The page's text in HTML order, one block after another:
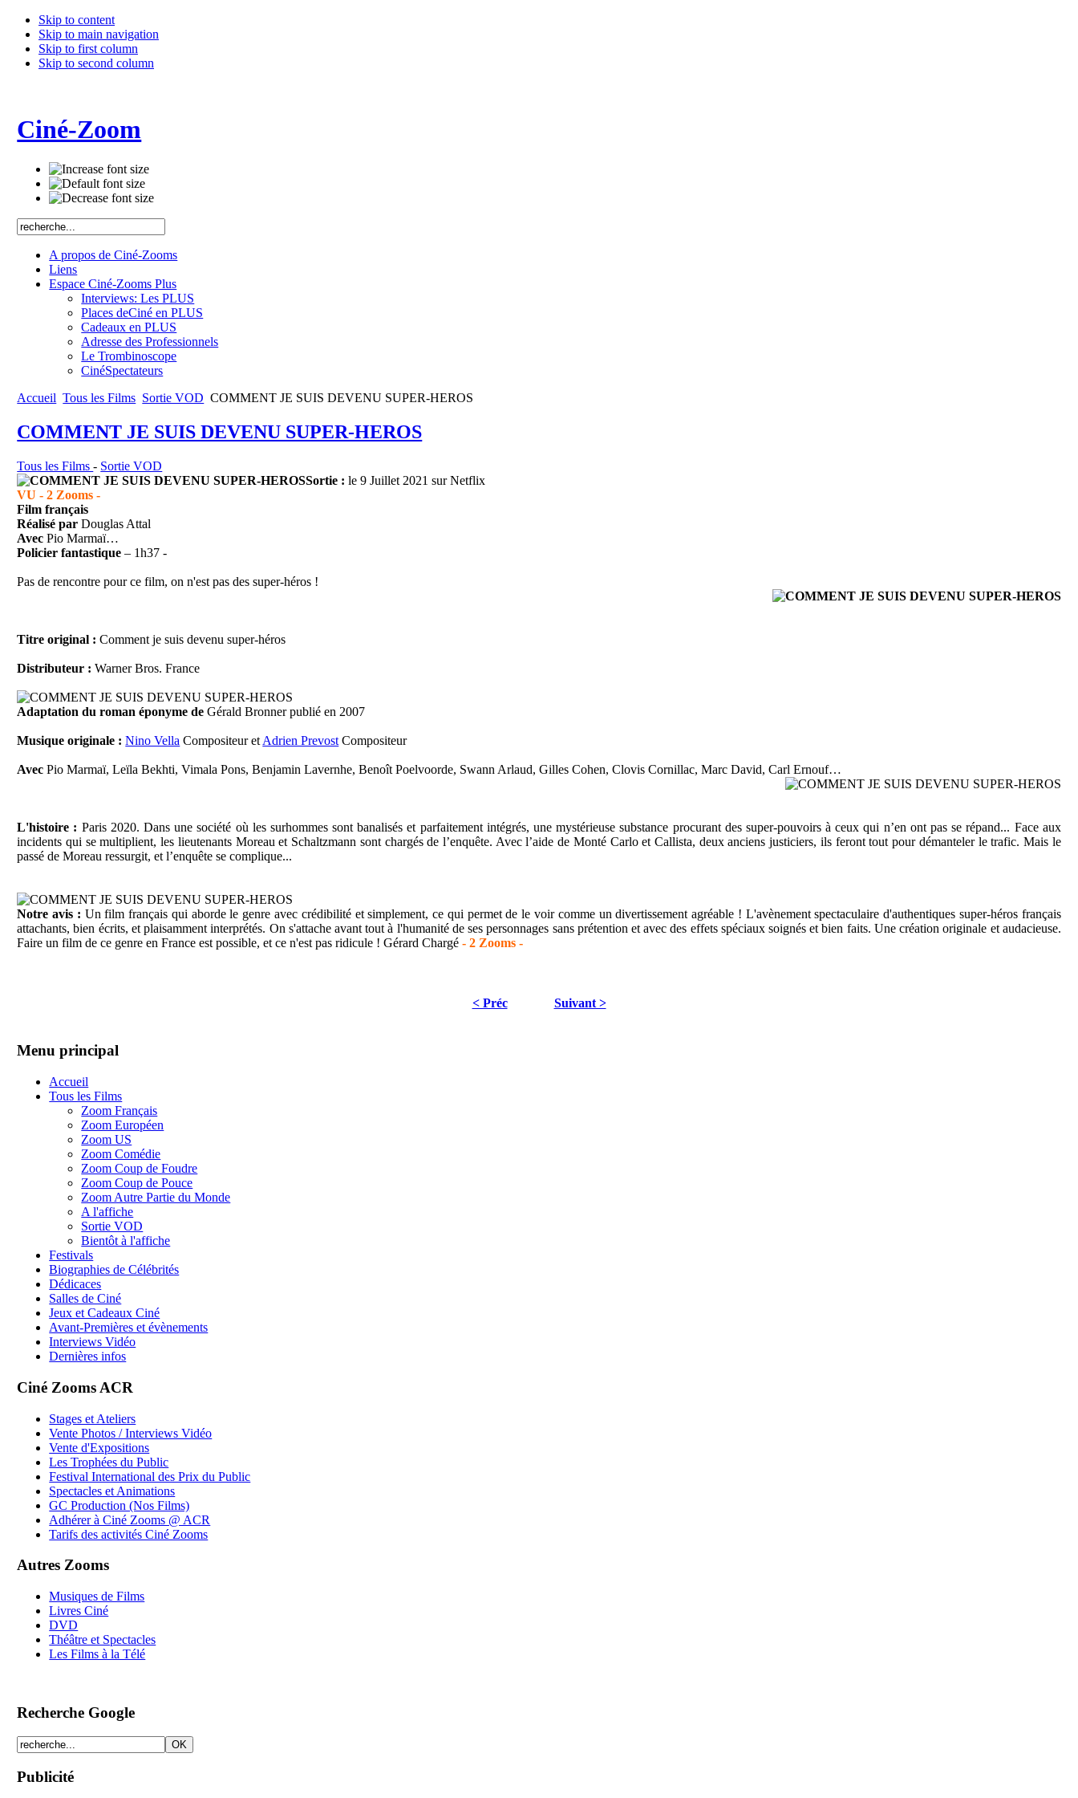
Skip to content
Skip to main navigation
Skip to first column
Skip to second column
Ciné-Zoom
A propos de Ciné-Zooms
Liens
Espace Ciné-Zooms Plus
Interviews: Les PLUS
Places deCiné en PLUS
Cadeaux en PLUS
Adresse des Professionnels
Le Trombinoscope
CinéSpectateurs
Accueil Tous les Films Sortie VOD COMMENT JE SUIS DEVENU SUPER-HEROS
COMMENT JE SUIS DEVENU SUPER-HEROS
Tous les Films- Sortie VOD
Sortie : le 9 Juillet 2021 sur Netflix
VU - 2 Zooms -
Film français
Réalisé par Douglas Attal
Avec Pio Marmaï…
Policier fantastique – 1h37 -
Pas de rencontre pour ce film, on n'est pas des super-héros !
Titre original : Comment je suis devenu super-héros
Distributeur : Warner Bros. France
Adaptation du roman éponyme de Gérald Bronner publié en 2007
Musique originale :Nino Vella Compositeur et Adrien Prevost Compositeur
AvecPio Marmaï, Leïla Bekhti, Vimala Pons, Benjamin Lavernhe, Benoît Poelvoorde, Swann Arlaud, Gilles Cohen, Clovis Cornillac, Marc David, Carl Ernouf…
L'histoire : Paris 2020. Dans une société où les surhommes sont banalisés et parfaitement intégrés, une mystérieuse substance procurant des super-pouvoirs à ceux qui n’en ont pas se répand... Face aux
incidents qui se multiplient, les lieutenants Moreau et Schaltzmann sont chargés de l’enquête. Avec l’aide de Monté Carlo et Callista, deux anciens justiciers, ils feront tout pour démanteler le trafic. Mais le
passé de Moreau ressurgit, et l’enquête se complique...
Notre avis : Un film français qui aborde le genre avec crédibilité et simplement, ce qui permet de le voir comme un divertissement agréable ! L'avènement spectaculaire d'authentiques super-héros français
attachants, bien écrits, et plaisamment interprétés. On s'attache avant tout à l'humanité de ses personnages sans prétention et avec des effets spéciaux soignés et bien faits. Une création originale et audacieuse.
Faire un film de ce genre en France est possible, et ce n'est pas ridicule ! Gérard Chargé- 2 Zooms -
< Préc Suivant >
Menu principal
Accueil
Tous les Films
Zoom Français
Zoom Européen
Zoom US
Zoom Comédie
Zoom Coup de Foudre
Zoom Coup de Pouce
Zoom Autre Partie du Monde
A l'affiche
Sortie VOD
Bientôt à l'affiche
Festivals
Biographies de Célébrités
Dédicaces
Salles de Ciné
Jeux et Cadeaux Ciné
Avant-Premières et évènements
Interviews Vidéo
Dernières infos
Ciné Zooms ACR
Stages et Ateliers
Vente Photos / Interviews Vidéo
Vente d'Expositions
Les Trophées du Public
Festival International des Prix du Public
Spectacles et Animations
GC Production (Nos Films)
Adhérer à Ciné Zooms @ ACR
Tarifs des activités Ciné Zooms
Autres Zooms
Musiques de Films
Livres Ciné
DVD
Théâtre et Spectacles
Les Films à la Télé
Recherche Google
Publicité